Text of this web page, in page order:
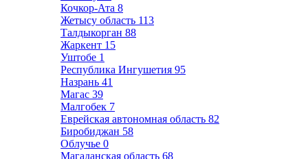
Кочкор-Ата 8
Жетысу область 113
Талдыкорган 88
Жаркент 15
Уштобе 1
Республика Ингушетия 95
Назрань 41
Магас 39
Малгобек 7
Еврейская автономная область 82
Биробиджан 58
Облучье 0
Магаданская область 68